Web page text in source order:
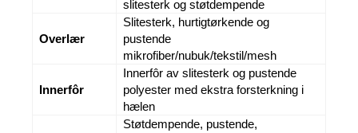
slitesterk og støtdempende
Overlær
Slitesterk, hurtigtørkende og
pustende
mikrofiber/nubuk/tekstil/mesh
Innerfôr
Innerfôr av slitesterk og pustende
polyester med ekstra forsterkning i
hælen
Støtdempende, pustende,